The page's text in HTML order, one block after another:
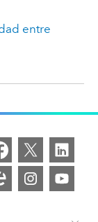
entre